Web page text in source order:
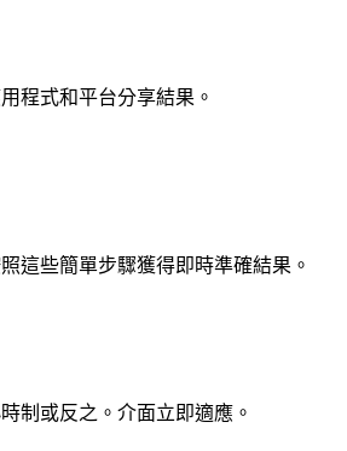
程式和平台分享結果。
這些簡單步驟獲得即時準確結果。
制或反之。介面立即適應。